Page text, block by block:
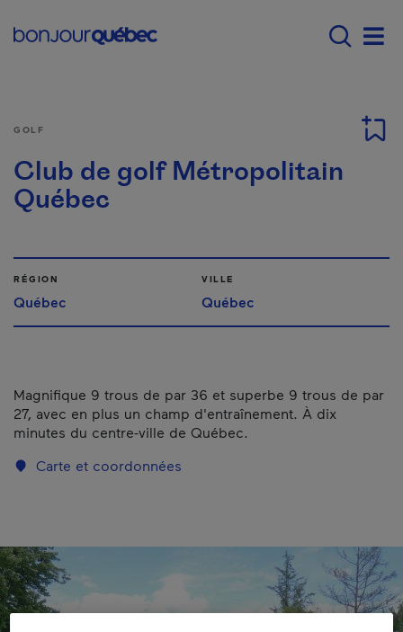
Main navigation -
GOLF
Club de golf Métropolitain
Québec
RÉGION
Québec
VILLE
Québec
Magnifique 9 trous de par 36 et superbe 9 trous de par
27, avec en plus un champ d'entraînement. À dix
minutes du centre-ville de Québec.
Carte et coordonnées